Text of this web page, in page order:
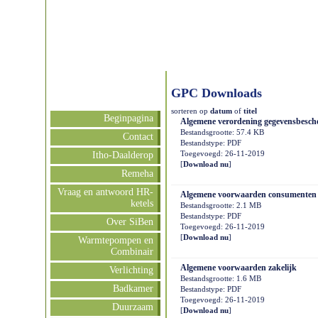
Beginpagina
Contact
Itho-Daalderop
Remeha
Vraag en antwoord HR-
ketels
Over SiBen
Warmtepompen en
Combinair
Verlichting
Badkamer
Duurzaam
GPC Downloads
sorteren op datum of titel
Algemene verordening
Bestandsgrootte: 57.4 KB
Bestandstype: PDF
Toegevoegd: 26-11-2019
[Download nu]
Algemene voorwaarden consumenten
Bestandsgrootte: 2.1 MB
Bestandstype: PDF
Toegevoegd: 26-11-2019
[Download nu]
Algemene voorwaarden zakelijk
Bestandsgrootte: 1.6 MB
Bestandstype: PDF
Toegevoegd: 26-11-2019
[Download nu]